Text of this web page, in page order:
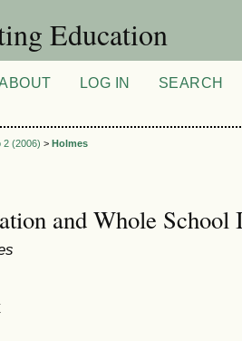
Education
LOG IN SEARCH
2 (2006) > Holmes
and Whole School